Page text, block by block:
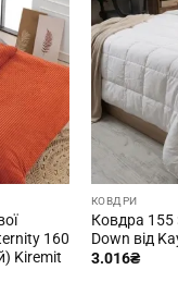
160
Kiremit
КОВДРИ
Ковдра 155
Down від
3.016₴